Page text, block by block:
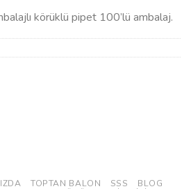
körüklü pipet 100’lü ambalaj.
TOPTAN BALON SSS
BLOG